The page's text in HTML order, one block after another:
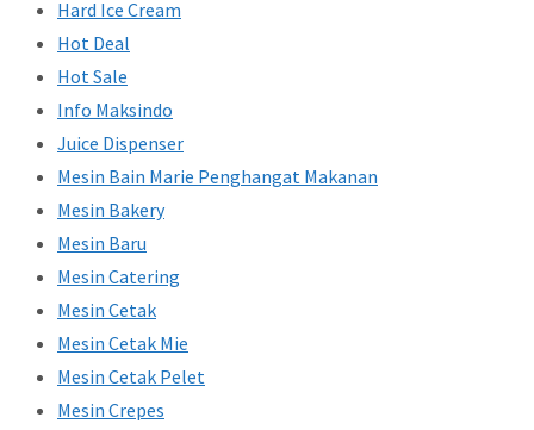
Hard Ice Cream
Hot Deal
Hot Sale
Info Maksindo
Juice Dispenser
Mesin Bain Marie Penghangat Makanan
Mesin Bakery
Mesin Baru
Mesin Catering
Mesin Cetak
Mesin Cetak Mie
Mesin Cetak Pelet
Mesin Crepes